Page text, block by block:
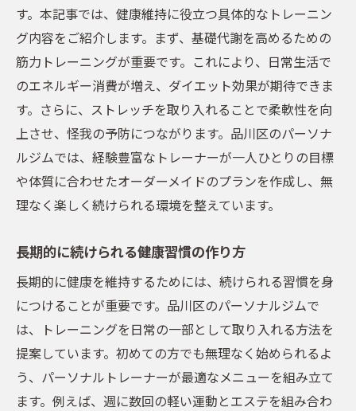
す。本記事では、健康維持に役立つ具体的なトレーニン
グ内容をご紹介します。まず、基礎代謝を高めるための
筋力トレーニングが重要です。これにより、日常生活で
のエネルギー消費が増え、ダイエット効果が期待できま
す。さらに、ストレッチを取り入れることで柔軟性を向
上させ、怪我の予防につながります。品川区のパーソナ
ルジムでは、経験豊富なトレーナーが一人ひとりの目標
や体質に合わせたオーダーメイドのプランを作成し、無
理なく楽しく続けられる環境を整えています。
長期的に続けられる健康習慣の作り方
長期的に健康を維持するためには、続けられる習慣を身
につけることが重要です。品川区のパーソナルジムで
は、トレーニングを日常の一部として取り入れる方法を
提案しています。初めての方でも無理なく始められるよ
う、パーソナルトレーナーが最適なメニューを組み立て
ます。例えば、週に数回の軽い運動とエステを組み合わ